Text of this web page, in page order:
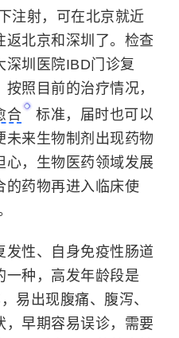
注射，可在北京就近
返北京和深圳了。检查
深圳医院IBD门诊复
照目前的治疗情况，
合
标准，届时也可以
未来生物制剂出现药物
心，生物医药领域发展
的药物再进入临床使
发性、自身免疫性肠道
一种，高发年龄段是
， 易出现腹痛、腹泻、
，早期容易误诊，需要